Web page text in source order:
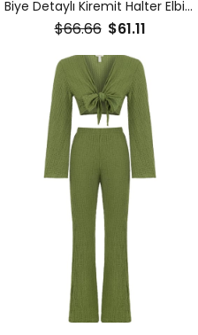
Biye Detaylı Kiremit Halter Elbise
$61.11
$66.66